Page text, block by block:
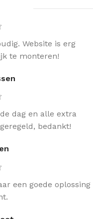
Website is erg
te monteren!
dag en alle extra
bedankt!
een goede oplossing